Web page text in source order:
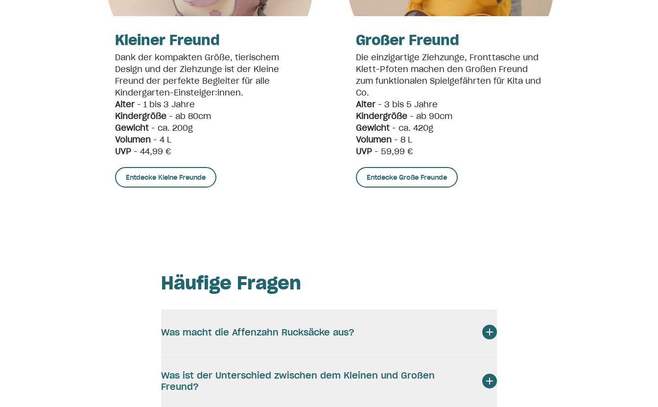
Kleiner Freund
Dank der kompakten Größe, tierischem
Design und der Ziehzunge ist der Kleine
Freund der perfekte Begleiter für alle
Kindergarten-Einsteiger:innen.
Alter- 1 bis 3 Jahre
Kindergröße - ab 80cm
Gewicht - ca. 200g
Volumen - 4 L
UVP - 44,99 €
Entdecke Kleine Freunde
Großer Freund
Die einzigartige Ziehzunge, Fronttasche und
Klett-Pfoten machen den Großen Freund
zum funktionalen Spielgefährten für Kita und
Co.
Alter- 3 bis 5 Jahre
Kindergröße - ab 90cm
Gewicht - ca. 420g
Volumen - 8 L
UVP - 59,99 €
Entdecke Große Freunde
Häufige Fragen
Was macht die Affenzahn Rucksäcke aus?
Was ist der Unterschied zwischen dem Kleinen und Großen
Freund?